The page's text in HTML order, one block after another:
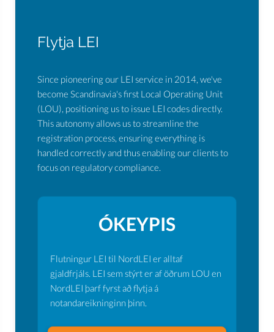
Flytja LEI
Since pioneering our LEI service in 2014, we've
become Scandinavia's first Local Operating Unit
(LOU), positioning us to issue LEI codes directly.
This autonomy allows us to streamline the
registration process, ensuring everything is
handled correctly and thus enabling our clients to
focus on regulatory compliance.
ÓKEYPIS
Flutningur LEI til NordLEI er alltaf
gjaldfrjáls. LEI sem stýrt er af öðrum LOU en
NordLEI þarf fyrst að flytja á
notandareikninginn þinn.